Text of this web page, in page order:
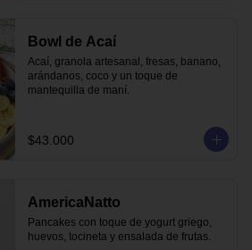
Bowl de Acaí
Acaí, granola artesanal, fresas, banano,
arándanos, coco y un toque de
mantequilla de maní.
$43.000
AmericaNatto
Pancakes con toque de yogurt griego,
huevos, tocineta y ensalada de frutas.